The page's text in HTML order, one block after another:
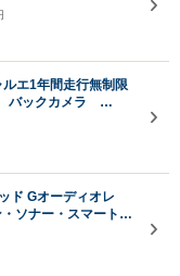
エ1年間走行無制限
ックカメラ
ド Gオーディオレ
ソナー・スマートキ
ブレーキ・横滑り防
動格納ドアミラー・